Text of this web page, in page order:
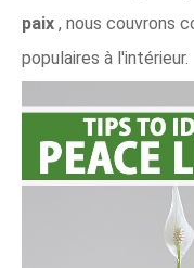
paix , nous couvrons
populaires à l'intérieur.